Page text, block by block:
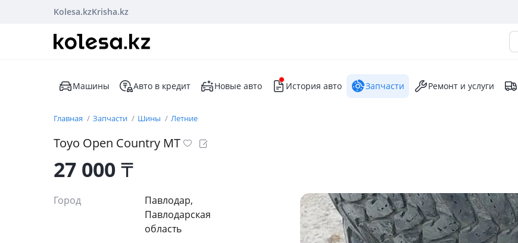
Kolesa.kzKrisha.kz
Машины Авто в кредит Новые авто История авто Запчасти Ремонт и услуги
Главная Запчасти Шины Летние
Toyo Open Country MT
27 000₸
Город
Павлодар,
Павлодарская
область